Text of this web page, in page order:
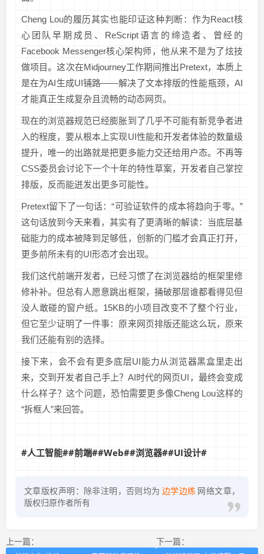
Cheng Lou的履历其实也能印证这种判断：作为React核
心团队早期成员、ReScript语言的缔造者、曾经的
Facebook Messenger核心架构师，他从来不是为了炫技
做项目。这次在Midjourney工作期间推出Pretext，本质上
是在为AI生成UI铺路——解决了文本排版的性能瓶颈，AI
才能真正生成复杂且流畅的动态网页。
现在的浏览器规范已经膨胀到了几乎不可能有新竞争者进
入的程度，要从根本上实现UI性能和开发者体验的数量级
提升，唯一的出路就是把更多能力交还给用户态。不再等
CSS委员会讨论下一个十年的特性草案，开发者自己掌控
排版，反而能迸发出更多可能性。
Pretext留下了一句话：“可验证软件的成本将趋向于零。”
这句话放到今天来看，其实有了更清晰的解读：当底层基
础能力的成本被降到足够低，创新的门槛才会真正打开，
更多前所未有的UI形态才会出现。
我们这代前端开发者，已经习惯了在浏览器给的框架里修
修补补。但总有人愿意跳出框架，捅破那层谁都看得见但
没人敢碰的窗户纸。15KB的小项目改变不了整个行业，
但它至少证明了一件事：原来网页排版还能这么玩，原来
我们还能有别的选择。
接下来，会不会有更多底层UI能力从浏览器黑盒里走出
来，交到开发者自己手上？AI时代的网页UI，最终会变成
什么样子？这个问题，恐怕需要更多像Cheng Lou这样的
“拆框人”来回答。
#人工智能##前端##Web##浏览器##UI设计#
文章版权声明：除非注明，否则均为 边学边练 网络文章，
版权归原作者所有
上一篇： 下一篇：